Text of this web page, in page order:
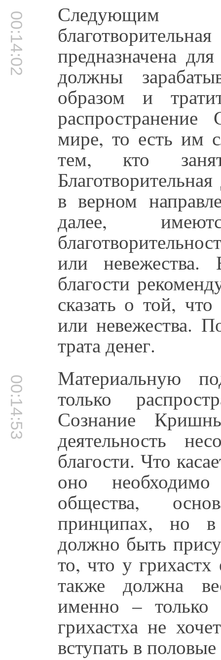
00:14:02 Следующим
предназначена
должны
образом и
мире, то есть им
тем, кто
в верном
далее,
или невежества.
благости
сказать о той,
или невежества.
трата денег.
00:14:53 Материальную
только
Сознание
деятельность
благости. Что
оно
общества,
принципах, но в
должно быть
то, что у
также должна
именно – только
грихастха не
вступать в